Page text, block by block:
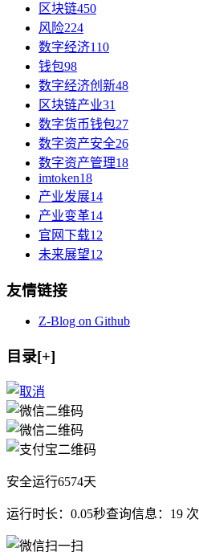
区块链450
风险224
数字经济110
钱包98
数字经济创新48
区块链产业31
数字货币钱包27
数字资产安全26
数字资产管理18
imtoken18
产业发展14
产业变革14
官网下载12
未来展望12
友情链接
Z-Blog on Github
目录[+]
安全运行6574天
运行时长：0.05秒查询信息：19 次